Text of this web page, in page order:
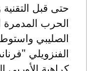
حتى قبل التقنية
الحرب المدمرة
الصليبي
الفنزويلي